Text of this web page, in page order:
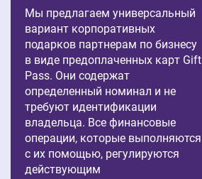
Мы предлагаем универсальный
вариант корпоративных
подарков партнерам по бизнесу
в виде предоплаченных карт Gift
Pass. Они содержат
определенный номинал и не
требуют идентификации
владельца. Все финансовые
операции, которые выполняются
с их помощью, регулируются
действующим